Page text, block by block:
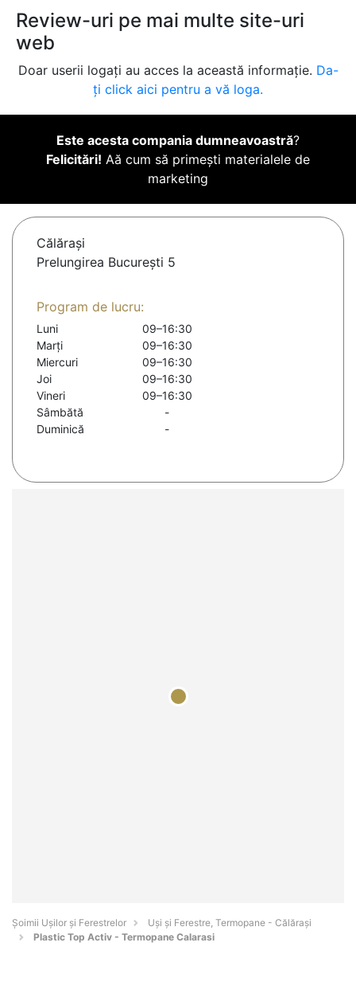
Review-uri pe mai multe site-uri
web
Doar userii logați au acces la această informație. Da-
ți click aici pentru a vă loga.
Este acesta compania dumneavoastră?
Felicitări! Aă cum să primești materialele de
marketing
Călăraşi
Prelungirea București 5
Program de lucru:
Luni
09–16:30
Marți
09–16:30
Miercuri
09–16:30
Joi
09–16:30
Vineri
09–16:30
Sâmbătă
-
Duminică
-
Șoimii Ușilor și Ferestrelor
Uși și Ferestre, Termopane - Călăraşi
Plastic Top Activ - Termopane Calarasi